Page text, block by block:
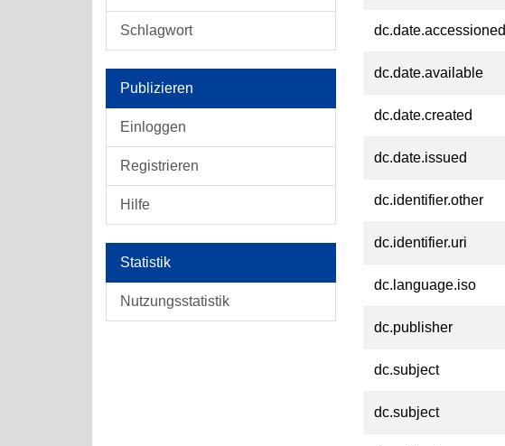
Schlagwort
Publizieren
Einloggen
Registrieren
Hilfe
Statistik
Nutzungsstatistik
dc.date.accessioned
dc.date.available
dc.date.created
dc.date.issued
dc.identifier.other
dc.identifier.uri
dc.language.iso
dc.publisher
dc.subject
dc.subject